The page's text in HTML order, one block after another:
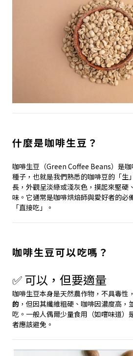
什麼是咖啡生豆？
咖啡生豆（Green Coffee Beans）是
種子，也就是我們熟悉的咖啡豆的「生
長，外觀呈淡綠或淺灰色，摸起來堅硬
味。它通常是咖啡烘焙師與愛好者的必
「直接吃」。
咖啡生豆可以吃嗎？
✅ 可以，但要適量
咖啡生豆本身是天然農作物，不具毒性
的 ，但因其纖維粗硬、咖啡因濃度高，
吃。一般人偶爾少量食用（如嚐味道）
者應該避免。